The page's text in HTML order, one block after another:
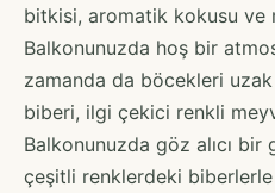
bitkisi, aromatik kokusu ve
Balkonunuzda hoş bir
zamanda da böcekleri
biberi, ilgi çekici renkli
Balkonunuzda göz alıcı
çeşitli renklerdeki